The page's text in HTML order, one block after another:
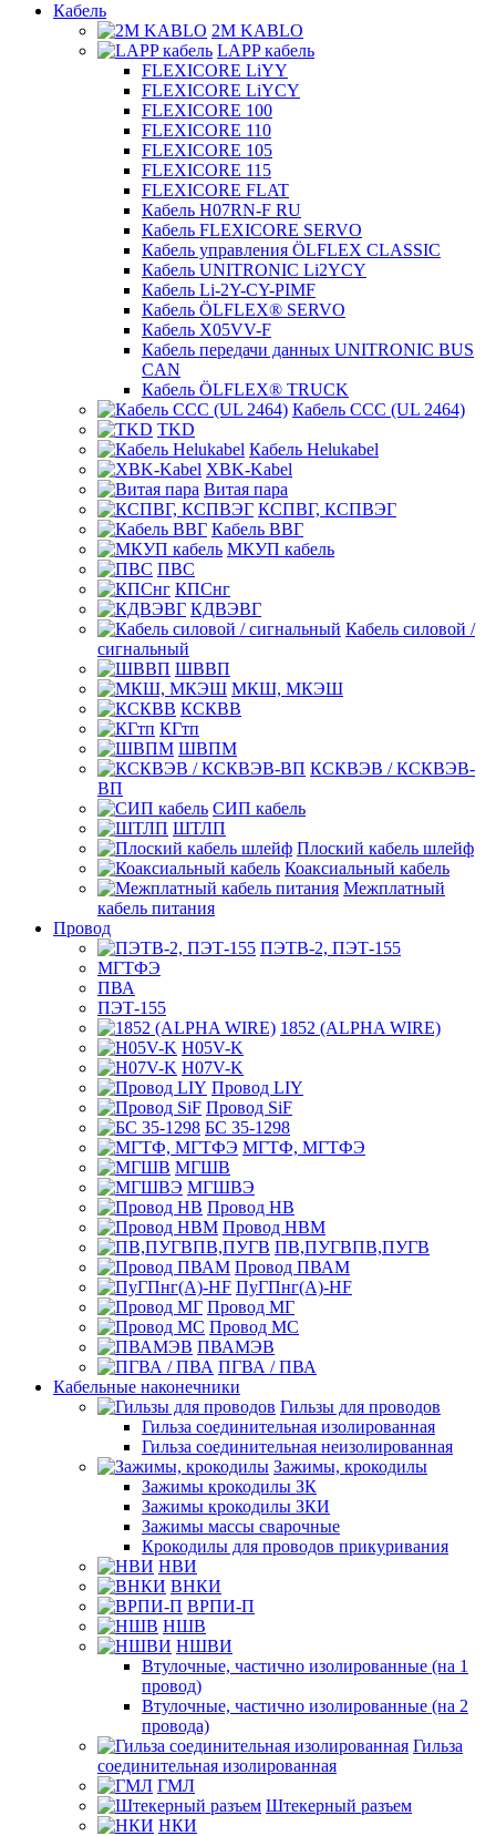
Кабель
2M KABLO
LAPP кабель
FLEXICORE LiYY
FLEXICORE LiYCY
FLEXICORE 100
FLEXICORE 110
FLEXICORE 105
FLEXICORE 115
FLEXICORE FLAT
Кабель H07RN-F RU
Кабель FLEXICORE SERVO
Кабель управления ÖLFLEX CLASSIC
Кабель UNITRONIC Li2YCY
Кабель Li-2Y-CY-PIMF
Кабель ÖLFLEX® SERVO
Кабель X05VV-F
Кабель передачи данных UNITRONIC BUS
CAN
Кабель ÖLFLEX® TRUCK
Кабель CCC (UL 2464)
TKD
Кабель Helukabel
XBK-Kabel
Витая пара
КСПВГ, КСПВЭГ
Кабель ВВГ
МКУП кабель
ПВС
КПСнг
КДВЭВГ
Кабель силовой /
сигнальный
ШВВП
МКШ, МКЭШ
КСКВВ
КГтп
ШВПМ
КСКВЭВ / КСКВЭВ-
ВП
СИП кабель
ШТЛП
Плоский кабель шлейф
Коаксиальный кабель
Межплатный
кабель питания
Провод
ПЭТВ-2, ПЭТ-155
МГТФЭ
ПВА
ПЭТ-155
1852 (ALPHA WIRE)
H05V-K
H07V-K
Провод LIY
Провод SiF
БС 35-1298
МГТФ, МГТФЭ
МГШВ
МГШВЭ
Провод НВ
Провод НВМ
ПВ,ПУГВПВ,ПУГВ
Провод ПВАМ
ПуГПнг(A)-HF
Провод МГ
Провод МС
ПВАМЭВ
ПГВА / ПВА
Кабельные наконечники
Гильзы для проводов
Гильза соединительная изолированная
Гильза соединительная неизолированная
Зажимы, крокодилы
Зажимы крокодилы ЗК
Зажимы крокодилы ЗКИ
Зажимы массы сварочные
Крокодилы для проводов прикуривания
НВИ
ВНКИ
ВРПИ-П
НШВ
НШВИ
Втулочные, частично изолированные (на 1
провод)
Втулочные, частично изолированные (на 2
провода)
Гильза
соединительная изолированная
ГМЛ
Штекерный разъем
НКИ